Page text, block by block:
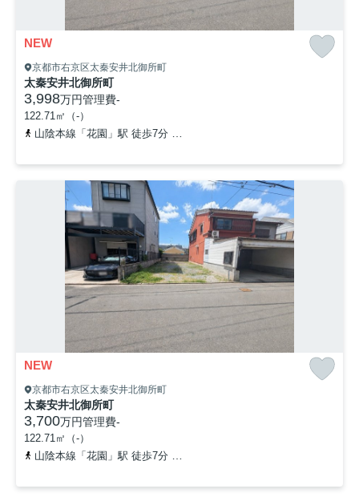
NEW
京都市右京区太秦安井北御所町
太秦安井北御所町
3,998万円管理費-
122.71㎡（-）
山陰本線「花園」駅 徒歩7分
NEW
京都市右京区太秦安井北御所町
太秦安井北御所町
3,700万円管理費-
122.71㎡（-）
山陰本線「花園」駅 徒歩7分